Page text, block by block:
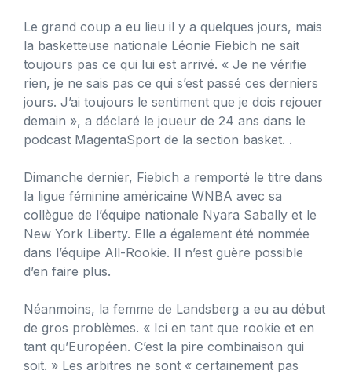
Le grand coup a eu lieu il y a quelques jours, mais
la basketteuse nationale Léonie Fiebich ne sait
toujours pas ce qui lui est arrivé. « Je ne vérifie
rien, je ne sais pas ce qui s’est passé ces derniers
jours. J’ai toujours le sentiment que je dois rejouer
demain », a déclaré le joueur de 24 ans dans le
podcast MagentaSport de la section basket. .
Dimanche dernier, Fiebich a remporté le titre dans
la ligue féminine américaine WNBA avec sa
collègue de l’équipe nationale Nyara Sabally et le
New York Liberty. Elle a également été nommée
dans l’équipe All-Rookie. Il n’est guère possible
d’en faire plus.
Néanmoins, la femme de Landsberg a eu au début
de gros problèmes. « Ici en tant que rookie et en
tant qu’Européen. C’est la pire combinaison qui
soit. » Les arbitres ne sont « certainement pas